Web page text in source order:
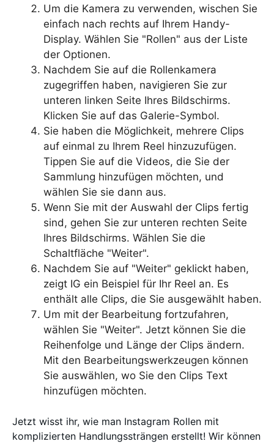
Um die Kamera zu verwenden, wischen Sie
einfach nach rechts auf Ihrem Handy-
Display. Wählen Sie "Rollen" aus der Liste
der Optionen.
Nachdem Sie auf die Rollenkamera
zugegriffen haben, navigieren Sie zur
unteren linken Seite Ihres Bildschirms.
Klicken Sie auf das Galerie-Symbol.
Sie haben die Möglichkeit, mehrere Clips
auf einmal zu Ihrem Reel hinzuzufügen.
Tippen Sie auf die Videos, die Sie der
Sammlung hinzufügen möchten, und
wählen Sie sie dann aus.
Wenn Sie mit der Auswahl der Clips fertig
sind, gehen Sie zur unteren rechten Seite
Ihres Bildschirms. Wählen Sie die
Schaltfläche "Weiter".
Nachdem Sie auf "Weiter" geklickt haben,
zeigt IG ein Beispiel für Ihr Reel an. Es
enthält alle Clips, die Sie ausgewählt haben.
Um mit der Bearbeitung fortzufahren,
wählen Sie "Weiter". Jetzt können Sie die
Reihenfolge und Länge der Clips ändern.
Mit den Bearbeitungswerkzeugen können
Sie auswählen, wo Sie den Clips Text
hinzufügen möchten.
Jetzt wisst ihr, wie man Instagram Rollen mit
komplizierten Handlungssträngen erstellt! Wir können